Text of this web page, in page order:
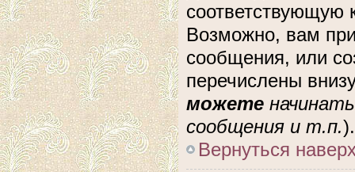
соответствующую
Возможно, вам
сообщения, или
перечислены
можете
сообщения и т.п.).
Вернуться